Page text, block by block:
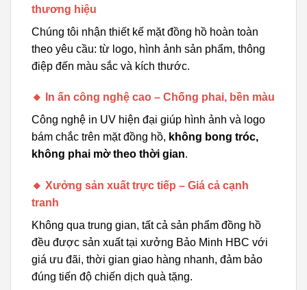
thương hiệu
Chúng tôi nhận thiết kế mặt đồng hồ hoàn toàn
theo yêu cầu: từ logo, hình ảnh sản phẩm, thông
điệp đến màu sắc và kích thước.
🔸 In ấn công nghệ cao – Chống phai, bền màu
Công nghệ in UV hiện đại giúp hình ảnh và logo
bám chắc trên mặt đồng hồ, không bong tróc,
không phai mờ theo thời gian.
🔸 Xưởng sản xuất trực tiếp – Giá cả cạnh
tranh
Không qua trung gian, tất cả sản phẩm đồng hồ
đều được sản xuất tại xưởng Bảo Minh HBC với
giá ưu đãi, thời gian giao hàng nhanh, đảm bảo
đúng tiến độ chiến dịch quà tặng.